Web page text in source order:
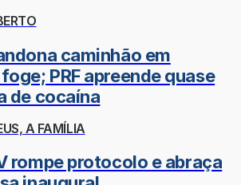
caminhão em
PRF apreende quase
de cocaína
A FAMÍLIA
rompe protocolo e abraça